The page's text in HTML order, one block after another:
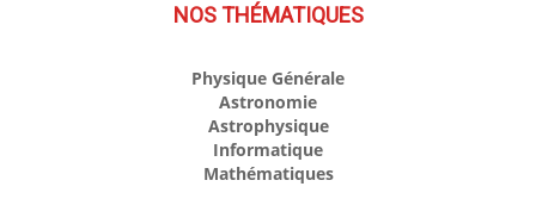
NOS THÉMATIQUES
Physique Générale
Astronomie
Astrophysique
Informatique
Mathématiques